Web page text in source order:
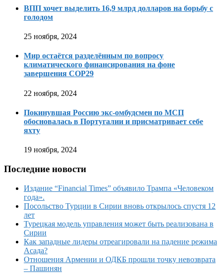
ВПП хочет выделить 16,9 млрд долларов на борьбу с
голодом
25 ноября, 2024
Мир остаётся разделённым по вопросу
климатического финансирования на фоне
завершения COP29
22 ноября, 2024
Покинувшая Россию экс-омбудсмен по МСП
обосновалась в Португалии и присматривает себе
яхту
19 ноября, 2024
Последние новости
Издание “Financial Times” объявило Трампа «Человеком
года».
Посольство Турции в Сирии вновь открылось спустя 12
лет
Турецкая модель управления может быть реализована в
Сирии
Как западные лидеры отреагировали на падение режима
Асада?
Отношения Армении и ОДКБ прошли точку невозврата
– Пашинян